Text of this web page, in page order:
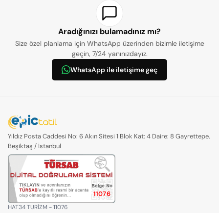
Aradığınızı bulamadınız mı?
Size özel planlama için WhatsApp üzerinden bizimle iletişime
geçin, 7/24 yanınızdayız.
WhatsApp ile iletişime geç
Yıldız Posta Caddesi No: 6 Akın Sitesi 1 Blok Kat: 4 Daire: 8 Gayrettepe,
Beşiktaş / İstanbul
11076
HAT34 TURİZM - 11076